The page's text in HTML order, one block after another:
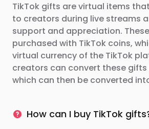
TikTok gifts are virtual items
to creators during live streams
support and appreciation.
purchased with TikTok coins,
virtual currency of the TikTok
creators can convert these
which can then be converted
How can I buy TikTok